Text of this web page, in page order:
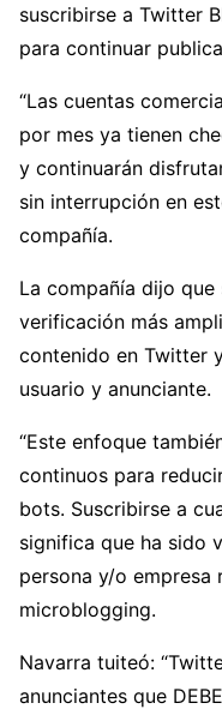
suscribirse a Twitter
para continuar
“Las cuentas
por mes ya tienen
y continuarán
sin interrupción en
compañía.
La compañía dijo
verificación más
contenido en Twitter
usuario y anunciante.
“Este enfoque
continuos para
bots. Suscribirse a
significa que ha sido
persona y/o empresa
microblogging.
Navarra tuiteó:
anunciantes que